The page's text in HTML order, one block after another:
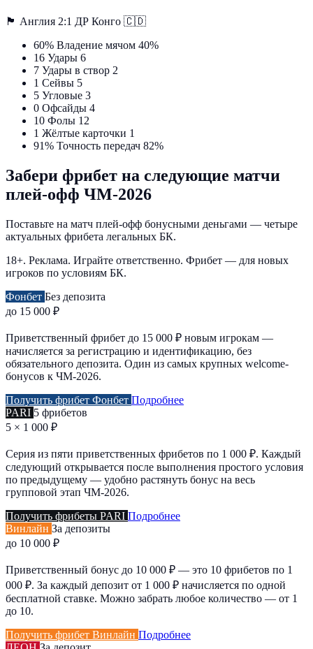
🏴󠁧󠁢󠁥󠁮󠁧󠁿 Англия 2:1 ДР Конго 🇨🇩
60% Владение мячом 40%
16 Удары 6
7 Удары в створ 2
1 Сейвы 5
5 Угловые 3
0 Офсайды 4
10 Фолы 12
1 Жёлтые карточки 1
91% Точность передач 82%
Забери фрибет на следующие матчи
плей-офф ЧМ-2026
Поставьте на матч плей-офф бонусными деньгами — четыре
актуальных фрибета легальных БК.
18+. Реклама. Играйте ответственно. Фрибет — для новых
игроков по условиям БК.
Фонбет Без депозита
до 15 000 ₽
Приветственный фрибет до 15 000 ₽ новым игрокам —
начисляется за регистрацию и идентификацию, без
обязательного депозита. Один из самых крупных welcome-
бонусов к ЧМ-2026.
Получить фрибет Фонбет Подробнее
PARI 5 фрибетов
5 × 1 000 ₽
Серия из пяти приветственных фрибетов по 1 000 ₽. Каждый
следующий открывается после выполнения простого условия
по предыдущему — удобно растянуть бонус на весь
групповой этап ЧМ-2026.
Получить фрибеты PARI Подробнее
Винлайн За депозиты
до 10 000 ₽
Приветственный бонус до 10 000 ₽ — это 10 фрибетов по 1
000 ₽. За каждый депозит от 1 000 ₽ начисляется по одной
бесплатной ставке. Можно забрать любое количество — от 1
до 10.
Получить фрибет Винлайн Подробнее